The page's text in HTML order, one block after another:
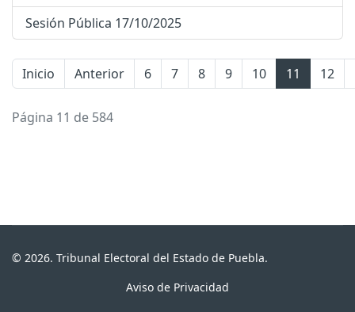
Sesión Pública 17/10/2025
Inicio Anterior 6 7 8 9 10 11 12
Página 11 de 584
© 2026. Tribunal Electoral del Estado de Puebla.
Aviso de Privacidad